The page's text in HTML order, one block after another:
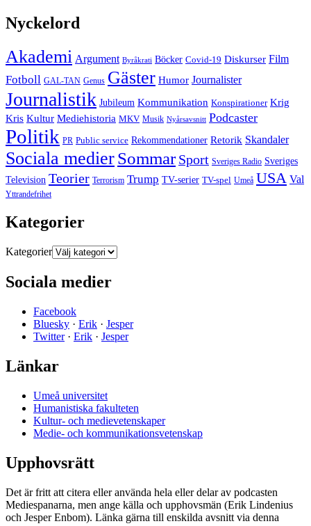
Nyckelord
Akademi Argument Byråkrati Böcker Covid-19 Diskurser Film
Fotboll GAL-TAN Genus Gäster Humor Journalister
Journalistik Jubileum Kommunikation Konspirationer Krig
Kris Kultur Mediehistoria MKV Musik Nyårsavsnitt Podcaster
Politik PR Public service Rekommendationer Retorik Skandaler
Sociala medierSommar Sport Sveriges Radio Sveriges
Television Teorier Terrorism Trump TV-serier TV-spel Umeå USA Val
Yttrandefrihet
Kategorier
Kategorier
Sociala medier
Facebook
Bluesky · Erik · Jesper
Twitter· Erik · Jesper
Länkar
Umeå universitet
Humanistiska fakulteten
Kultur- och medievetenskaper
Medie- och kommunikationsvetenskap
Upphovsrätt
Det är fritt att citera eller använda hela eller delar av podcasten
Mediespanarna, men ange källa och upphovsmän (Erik Lindenius
och Jesper Enbom). Länka gärna till enskilda avsnitt via denna